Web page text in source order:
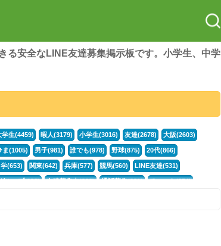
る安全なLINE友達募集掲示板です。小学生、中学
学生(4459) 暇人(3179) 小学生(3016) 友達(2678) 大阪(2603)
ま(1005) 男子(981) 誰でも(978) 野球(875) 20代(866)
(653) 関東(642) 兵庫(577) 競馬(560) LINE友達(531)
ループ(388) 友達募集中(382) 通話募集(381) チャット(374)